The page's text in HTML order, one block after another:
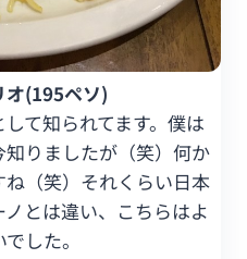
(195ペソ)
て知られてます。僕は
りましたが（笑）何か
（笑）それくらい日本
とは違い、こちらはよ
した。